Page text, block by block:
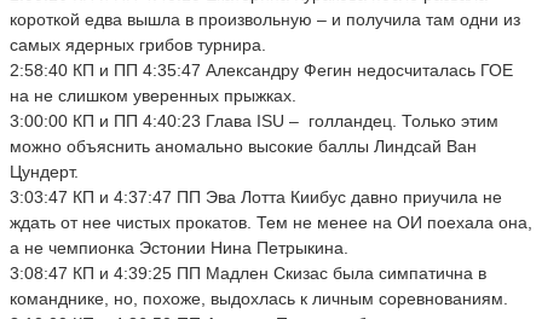
короткой едва вышла в произвольную – и получила там одни из
самых ядерных грибов турнира.
2:58:40 КП и ПП 4:35:47 Александру Фегин недосчиталась ГОЕ
на не слишком уверенных прыжках.
3:00:00 КП и ПП 4:40:23 Глава ISU – голландец. Только этим
можно объяснить аномально высокие баллы Линдсай Ван
Цундерт.
3:03:47 КП и 4:37:47 ПП Эва Лотта Киибус давно приучила не
ждать от нее чистых прокатов. Тем не менее на ОИ поехала она,
а не чемпионка Эстонии Нина Петрыкина.
3:08:47 КП и 4:39:25 ПП Мадлен Скизас была симпатична в
команднике, но, похоже, выдохлась к личным соревнованиям.